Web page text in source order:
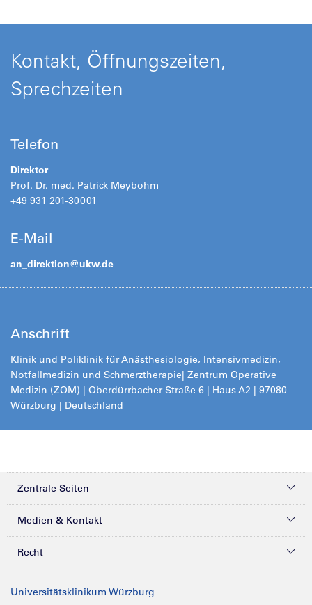
Kontakt, Öffnungszeiten,
Sprechzeiten
Telefon
Direktor
Prof. Dr. med. Patrick Meybohm
+49 931 201-30001
E-Mail
an_direktion@ukw.de
Anschrift
Klinik und Poliklinik für Anästhesiologie, Intensivmedizin,
Notfallmedizin und Schmerztherapie| Zentrum Operative
Medizin (ZOM) | Oberdürrbacher Straße 6 | Haus A2 | 97080
Würzburg | Deutschland
Zentrale Seiten
Kliniken & Zentren
Forschung
Medien & Kontakt
Presse
Recht
Universitätsklinikum Würzburg